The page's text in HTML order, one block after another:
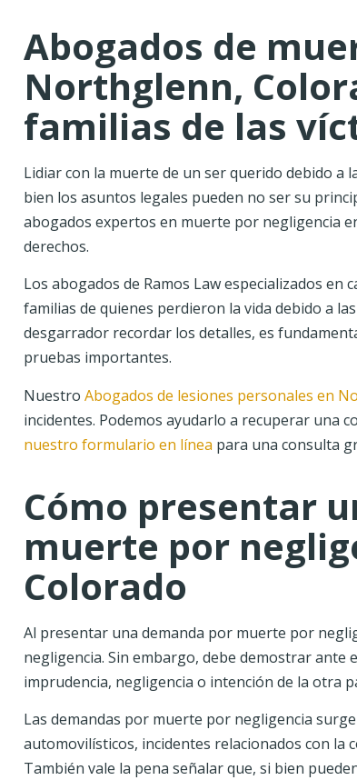
Abogados de
Northglenn,
familias de las
Lidiar con la muerte de un ser querido debido a
bien los asuntos legales pueden no ser su
abogados expertos en muerte por negligencia
derechos.
Los abogados de Ramos Law especializados
familias de quienes perdieron la vida debido a
desgarrador recordar los detalles, es
pruebas importantes.
Nuestro Abogados de lesiones personales en
incidentes. Podemos ayudarlo a recuperar una
nuestro formulario en línea para una consulta
Cómo presentar
muerte por
Colorado
Al presentar una demanda por muerte por
negligencia. Sin embargo, debe demostrar
imprudencia, negligencia o intención de la otra
Las demandas por muerte por negligencia
automovilísticos, incidentes relacionados con la
También vale la pena señalar que, si bien